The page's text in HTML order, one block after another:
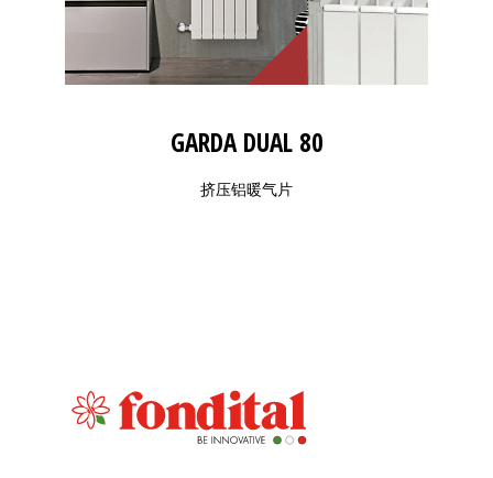
GARDA DUAL 80
挤压铝暖气片